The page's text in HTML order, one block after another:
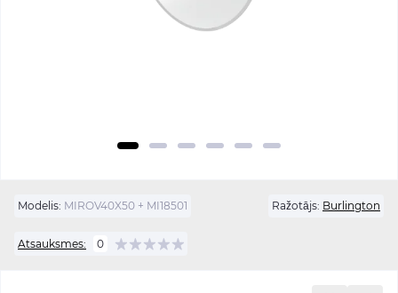
Modelis: MIROV40X50 + MI18501 Ražotājs: Burlington
Atsauksmes: 0